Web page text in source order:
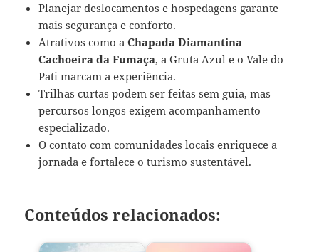
Planejar deslocamentos e hospedagens garante
mais segurança e conforto.
Atrativos como aChapada Diamantina
Cachoeira da Fumaça, a Gruta Azul e o Vale do
Pati marcam a experiência.
Trilhas curtas podem ser feitas sem guia, mas
percursos longos exigem acompanhamento
especializado.
O contato com comunidades locais enriquece a
jornada e fortalece o turismo sustentável.
Conteúdos relacionados: